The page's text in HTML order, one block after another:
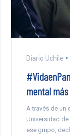
Diario Uchile
mental
A través de un
Universidad de
ese grupo,